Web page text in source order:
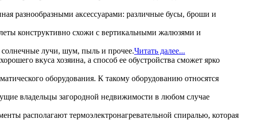
разнообразными аксессуарами: различные бусы, броши и
конструктивно схожи с вертикальными жалюзями и
солнечные лучи, шум, пыль и прочее.Читать далее...
вкуса хозяина, а способ ее обустройства сможет ярко
оборудования. К такому оборудованию относятся
владельцы загородной недвижимости в любом случае
располагают термоэлектронагревательной спиралью, которая